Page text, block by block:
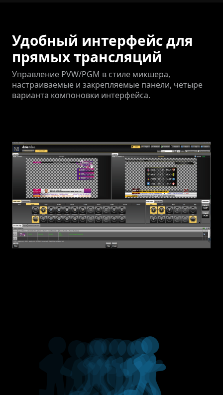
Удобный интерфейс для
прямых трансляций
Управление PVW/PGM в стиле микшера,
настраиваемые и закрепляемые панели, четыре
варианта компоновки интерфейса.